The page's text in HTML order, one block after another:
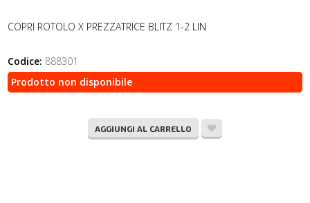
COPRI ROTOLO X PREZZATRICE BLITZ 1-2 LIN
Codice: 888301
Prodotto non disponibile
AGGIUNGI AL CARRELLO